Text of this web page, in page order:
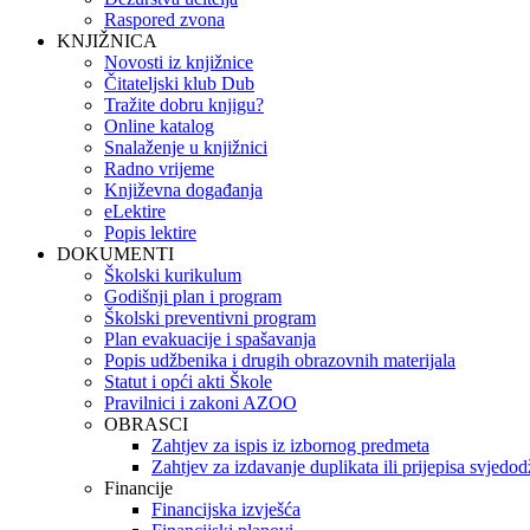
Raspored zvona
KNJIŽNICA
Novosti iz knjižnice
Čitateljski klub Dub
Tražite dobru knjigu?
Online katalog
Snalaženje u knjižnici
Radno vrijeme
Književna događanja
eLektire
Popis lektire
DOKUMENTI
Školski kurikulum
Godišnji plan i program
Školski preventivni program
Plan evakuacije i spašavanja
Popis udžbenika i drugih obrazovnih materijala
Statut i opći akti Škole
Pravilnici i zakoni AZOO
OBRASCI
Zahtjev za ispis iz izbornog predmeta
Zahtjev za izdavanje duplikata ili prijepisa
Financije
Financijska izvješća